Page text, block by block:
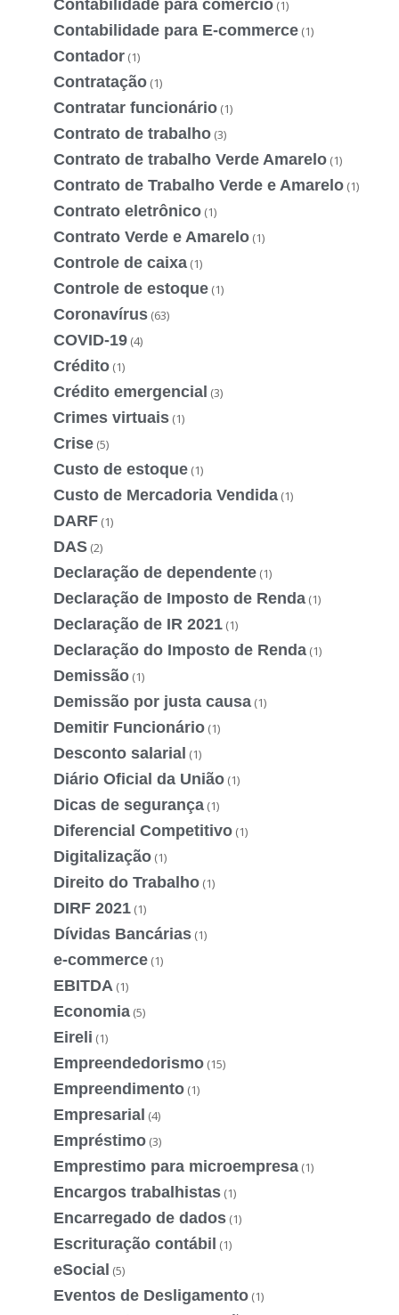
Contabilidade para comércio (1)
Contabilidade para E-commerce (1)
Contador (1)
Contratação (1)
Contratar funcionário (1)
Contrato de trabalho (3)
Contrato de trabalho Verde Amarelo (1)
Contrato de Trabalho Verde e Amarelo (1)
Contrato eletrônico (1)
Contrato Verde e Amarelo (1)
Controle de caixa (1)
Controle de estoque (1)
Coronavírus (63)
COVID-19 (4)
Crédito (1)
Crédito emergencial (3)
Crimes virtuais (1)
Crise (5)
Custo de estoque (1)
Custo de Mercadoria Vendida (1)
DARF (1)
DAS (2)
Declaração de dependente (1)
Declaração de Imposto de Renda (1)
Declaração de IR 2021 (1)
Declaração do Imposto de Renda (1)
Demissão (1)
Demissão por justa causa (1)
Demitir Funcionário (1)
Desconto salarial (1)
Diário Oficial da União (1)
Dicas de segurança (1)
Diferencial Competitivo (1)
Digitalização (1)
Direito do Trabalho (1)
DIRF 2021 (1)
Dívidas Bancárias (1)
e-commerce (1)
EBITDA (1)
Economia (5)
Eireli (1)
Empreendedorismo (15)
Empreendimento (1)
Empresarial (4)
Empréstimo (3)
Emprestimo para microempresa (1)
Encargos trabalhistas (1)
Encarregado de dados (1)
Escrituração contábil (1)
eSocial (5)
Eventos de Desligamento (1)